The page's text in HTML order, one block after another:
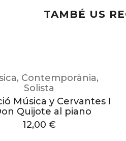
TAMBÉ US
, Contemporània,
Solista
Música y Cervantes I
Quijote al piano
12,00 €